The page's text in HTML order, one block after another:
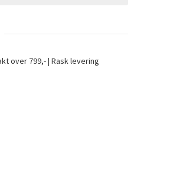
over 799,- | Rask levering